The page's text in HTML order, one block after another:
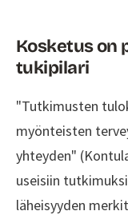
Kosketus on
tukipilari
"Tutkimusten
myönteisten
yhteyden"
useisiin
läheisyyden